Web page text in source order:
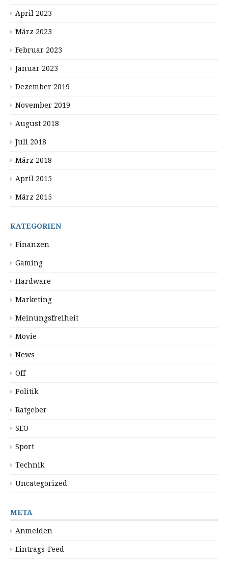
April 2023
März 2023
Februar 2023
Januar 2023
Dezember 2019
November 2019
August 2018
Juli 2018
März 2018
April 2015
März 2015
KATEGORIEN
Finanzen
Gaming
Hardware
Marketing
Meinungsfreiheit
Movie
News
Off
Politik
Ratgeber
SEO
Sport
Technik
Uncategorized
META
Anmelden
Eintrags-Feed